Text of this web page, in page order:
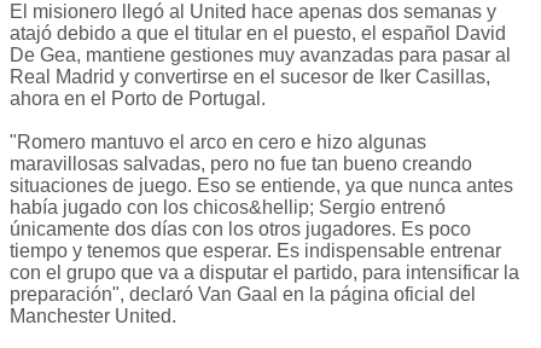
El misionero llegó al United hace apenas dos semanas y
atajó debido a que el titular en el puesto, el español David
De Gea, mantiene gestiones muy avanzadas para pasar al
Real Madrid y convertirse en el sucesor de Iker Casillas,
ahora en el Porto de Portugal.
"Romero mantuvo el arco en cero e hizo algunas
maravillosas salvadas, pero no fue tan bueno creando
situaciones de juego. Eso se entiende, ya que nunca antes
había jugado con los chicos&hellip; Sergio entrenó
únicamente dos días con los otros jugadores. Es poco
tiempo y tenemos que esperar. Es indispensable entrenar
con el grupo que va a disputar el partido, para intensificar la
preparación", declaró Van Gaal en la página oficial del
Manchester United.